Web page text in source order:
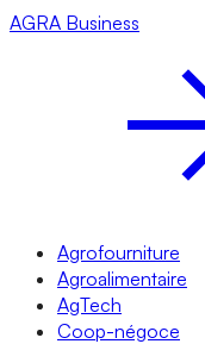
AGRA Business
Agrofourniture
Agroalimentaire
AgTech
Coop-négoce